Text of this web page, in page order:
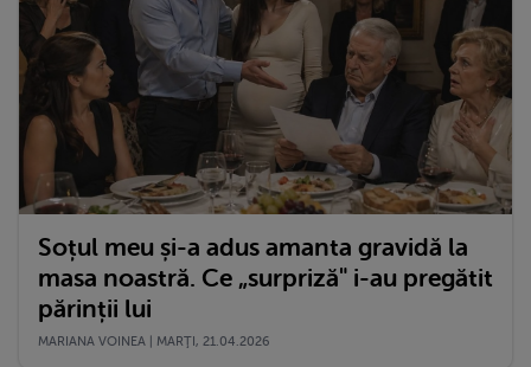
Soțul meu și-a adus amanta gravidă la
masa noastră. Ce „surpriză" i-au pregătit
părinții lui
MARIANA VOINEA | MARŢI, 21.04.2026